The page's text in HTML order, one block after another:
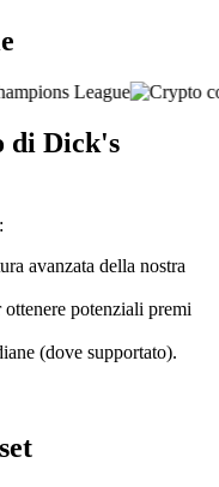
di Dick's
avanzata della nostra
potenziali premi
(dove supportato).